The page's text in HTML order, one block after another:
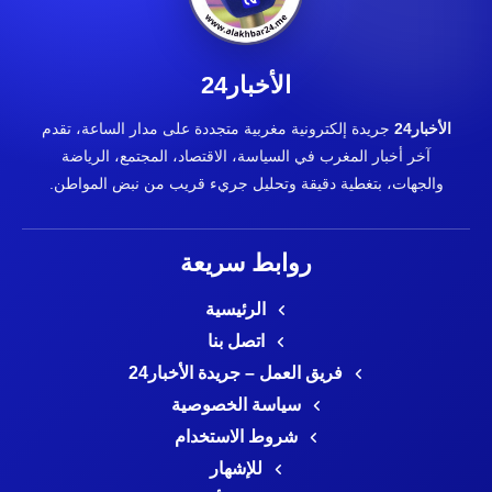
الأخبار24
الأخبار24
جريدة إلكترونية مغربية متجددة على مدار الساعة، تقدم
آخر أخبار المغرب في السياسة، الاقتصاد، المجتمع، الرياضة
والجهات، بتغطية دقيقة وتحليل جريء قريب من نبض المواطن.
روابط سريعة
الرئيسية
اتصل بنا
فريق العمل – جريدة الأخبار24
سياسة الخصوصية
شروط الاستخدام
للإشهار